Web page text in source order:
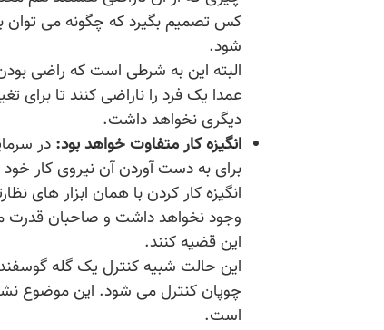
کس تصمیم بگیرد که چگونه می توان
شود.
البته این به شرطی است که راضی
عمدا یک فرد را ناراضی کنند تا
دیگری نخواهد داشت.
انگیزه کار متفاوت خواهد بود: در
برای به دست آوردن آن نیروی کار خود
انگیزه کار کردن با همان ابزار های
وجود نخواهد داشت و صاحبان
این قضیه کنند.
این حالت شبیه کنترل یک گله
چوپان کنترل می شود. این موضوع
است.